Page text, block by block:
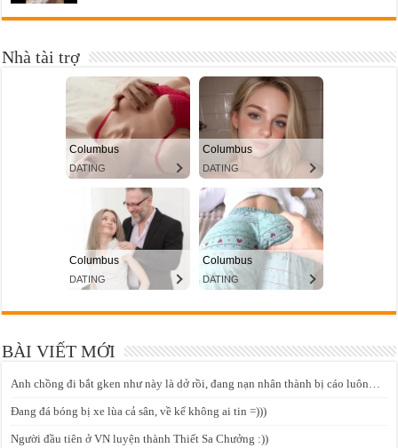
Nhà tài trợ
BÀI VIẾT MỚI
Anh chồng đi bắt gken như này là dở rồi, đang nạn nhân thành bị cáo luôn…
Đang đá bóng bị xe lùa cả sân, về kể không ai tin =)))
Người đầu tiên ở VN luyện thành Thiết Sa Chưởng :))